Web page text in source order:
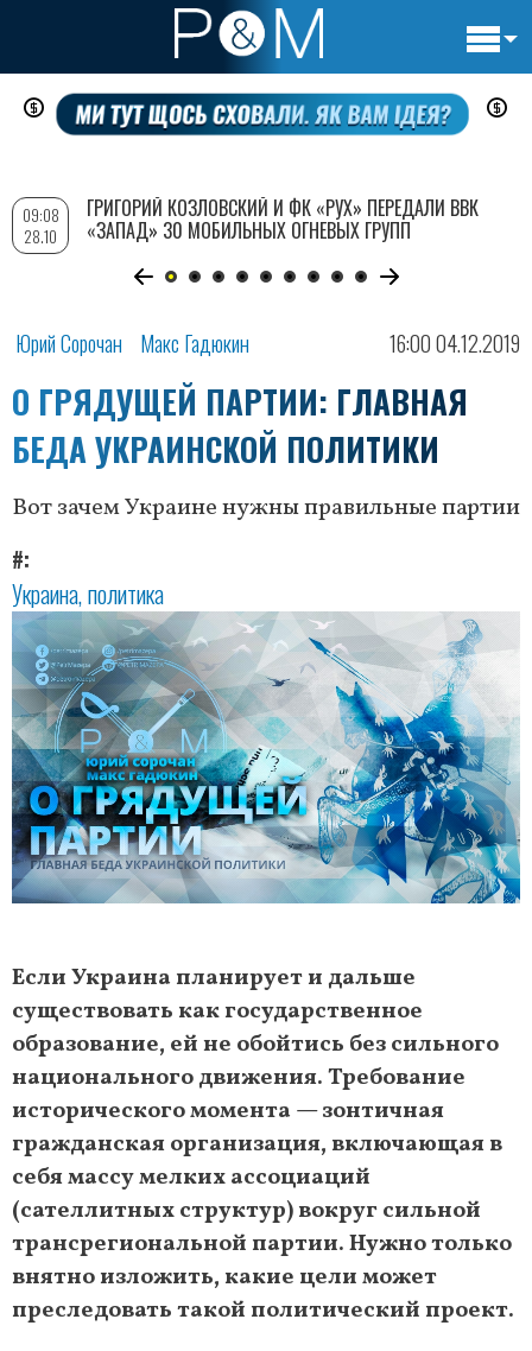
Перейти
содержанию
Юрий Сорочан Макс Гадюкин 16:00 04.12.2019
О ГРЯДУЩЕЙ ПАРТИИ: ГЛАВНАЯ
БЕДА УКРАИНСКОЙ ПОЛИТИКИ
Вот зачем Украине нужны правильные партии
#
Украина политика
Если Украина планирует и дальше
существовать как государственное
образование, ей не обойтись без сильного
национального движения. Требование
исторического момента — зонтичная
гражданская организация, включающая в
себя массу мелких ассоциаций
(сателлитных структур) вокруг сильной
трансрегиональной партии. Нужно только
внятно изложить, какие цели может
преследовать такой политический проект.
09:08
28.10
ГРИГОРИЙ КОЗЛОВСКИЙ И ФК «РУХ» ПЕРЕДАЛИ ВВК
«ЗАПАД» 30 МОБИЛЬНЫХ ОГНЕВЫХ ГРУПП